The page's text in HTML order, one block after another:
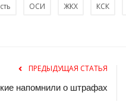
ОСИ ЖКХ КСК
ПРЕДЫДУЩАЯ СТАТЬЯ
напомнили о штрафах